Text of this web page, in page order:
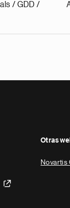
/ GDD /
Otras
Novartis